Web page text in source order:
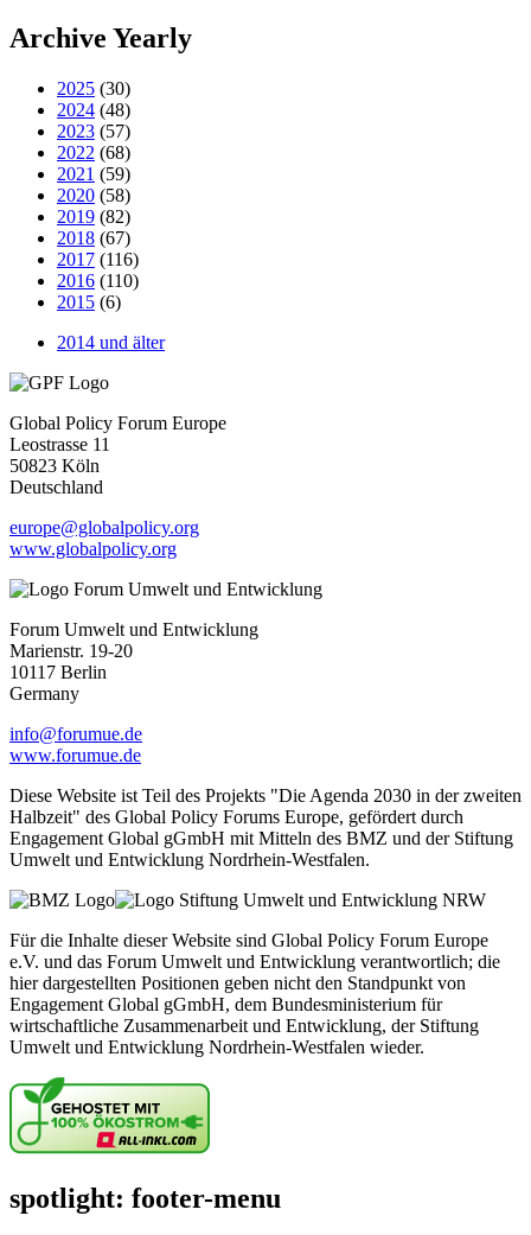
Archive Yearly
2025 (30)
2024 (48)
2023 (57)
2022 (68)
2021 (59)
2020 (58)
2019 (82)
2018 (67)
2017 (116)
2016 (110)
2015 (6)
2014 und älter
Global Policy Forum Europe
Leostrasse 11
50823 Köln
Deutschland
europe@globalpolicy.org
www.globalpolicy.org
Forum Umwelt und Entwicklung
Marienstr. 19-20
10117 Berlin
Germany
info@forumue.de
www.forumue.de
Diese Website ist Teil des Projekts "Die Agenda 2030 in der zweiten
Halbzeit" des Global Policy Forums Europe, gefördert durch
Engagement Global gGmbH mit Mitteln des BMZ und der Stiftung
Umwelt und Entwicklung Nordrhein-Westfalen.
Für die Inhalte dieser Website sind Global Policy Forum Europe
e.V. und das Forum Umwelt und Entwicklung verantwortlich; die
hier dargestellten Positionen geben nicht den Standpunkt von
Engagement Global gGmbH, dem Bundesministerium für
wirtschaftliche Zusammenarbeit und Entwicklung, der Stiftung
Umwelt und Entwicklung Nordrhein-Westfalen wieder.
spotlight: footer-menu